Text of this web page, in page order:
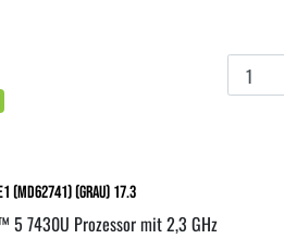
(MD62741) (Grau) 17.3
5 7430U Prozessor mit 2,3 GHz